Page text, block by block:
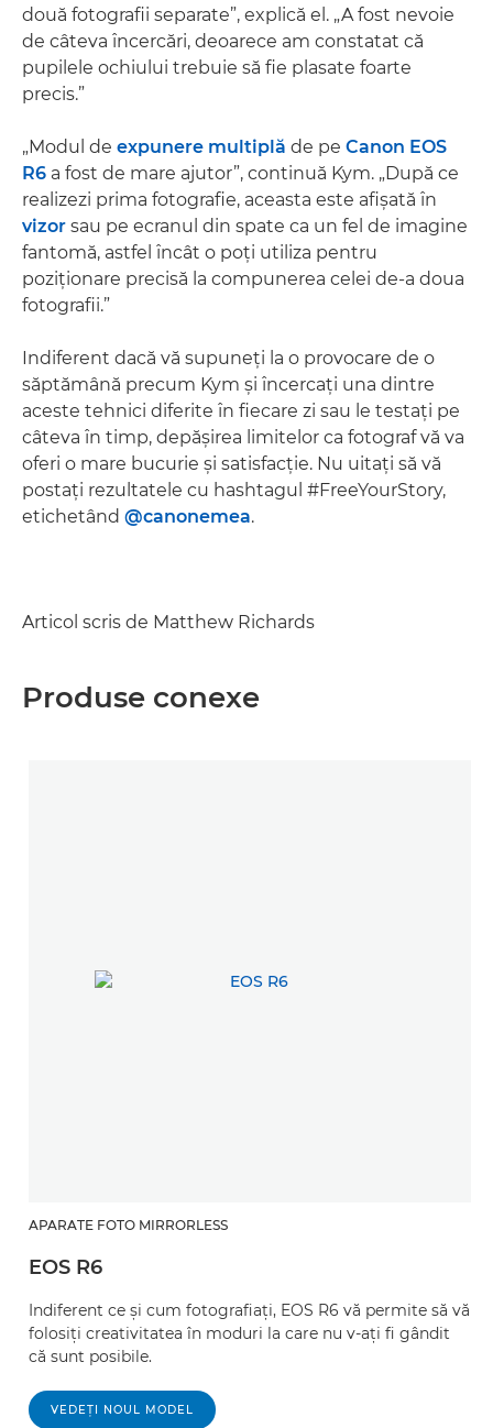
două fotografii separate”, explică el. „A fost nevoie
de câteva încercări, deoarece am constatat că
pupilele ochiului trebuie să fie plasate foarte
precis.”
„Modul de expunere multiplă de pe Canon EOS
R6 a fost de mare ajutor”, continuă Kym. „După ce
realizezi prima fotografie, aceasta este afişată în
vizor sau pe ecranul din spate ca un fel de imagine
fantomă, astfel încât o poţi utiliza pentru
poziţionare precisă la compunerea celei de-a doua
fotografii.”
Indiferent dacă vă supuneţi la o provocare de o
săptămână precum Kym şi încercaţi una dintre
aceste tehnici diferite în fiecare zi sau le testaţi pe
câteva în timp, depăşirea limitelor ca fotograf vă va
oferi o mare bucurie şi satisfacţie. Nu uitaţi să vă
postaţi rezultatele cu hashtagul #FreeYourStory,
etichetând @canonemea.
Articol scris de Matthew Richards
Produse conexe
APARATE FOTO MIRRORLESS
EOS R6
Indiferent ce şi cum fotografiaţi, EOS R6 vă permite să vă
folosiţi creativitatea în moduri la care nu v-aţi fi gândit
că sunt posibile.
VEDEŢI NOUL MODEL